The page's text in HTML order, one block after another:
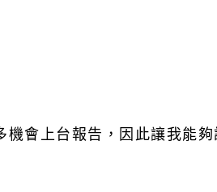
會上台報告，因此讓我能